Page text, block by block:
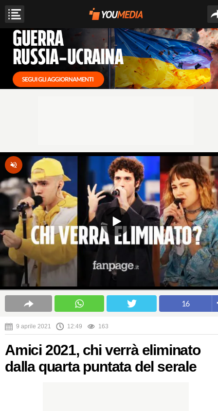
16
9 aprile 2021 12:49 163
Amici 2021, chi verrà eliminato
dalla quarta puntata del serale